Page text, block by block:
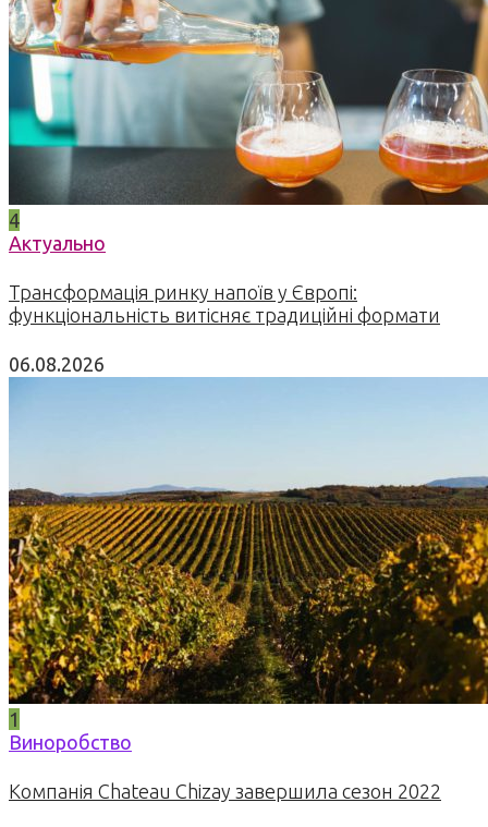
4
Актуально
Трансформація ринку напоїв у Європі:
функціональність витісняє традиційні формати
06.08.2026
1
Виноробство
Компанія Chateau Chizay завершила сезон 2022